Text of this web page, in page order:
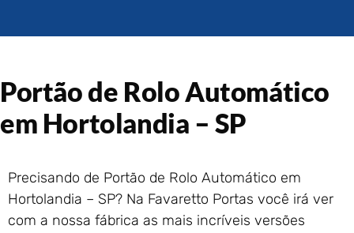
Portão de Garagem de
Enrolar em Rio das Ostras –
RJ
Portão de Garagem de
Enrolar em Petrópolis – RJ
Portão de Garagem de
Enrolar em Paraty – RJ
Portão de Rolo Automático
em Hortolandia – SP
Precisando de Portão de Rolo Automático em
Hortolandia – SP? Na Favaretto Portas você irá ver
com a nossa fábrica as mais incríveis versões